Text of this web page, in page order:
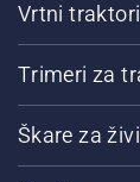
Vrtni traktori
Trimeri za
Škare za